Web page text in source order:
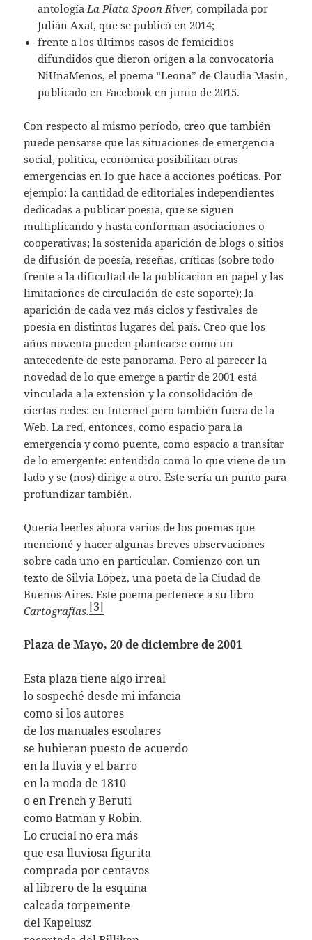
antologíaLa Plata Spoon River, compilada por
Julián Axat, que se publicó en 2014;
frente a los últimos casos de femicidios
difundidos que dieron origen a la convocatoria
NiUnaMenos, el poema “Leona” de Claudia Masin,
publicado en Facebook en junio de 2015.
Con respecto al mismo período, creo que también
puede pensarse que las situaciones de emergencia
social, política, económica posibilitan otras
emergencias en lo que hace a acciones poéticas. Por
ejemplo: la cantidad de editoriales independientes
dedicadas a publicar poesía, que se siguen
multiplicando y hasta conforman asociaciones o
cooperativas; la sostenida aparición de blogs o sitios
de difusión de poesía, reseñas, críticas (sobre todo
frente a la dificultad de la publicación en papel y las
limitaciones de circulación de este soporte); la
aparición de cada vez más ciclos y festivales de
poesía en distintos lugares del país. Creo que los
años noventa pueden plantearse como un
antecedente de este panorama. Pero al parecer la
novedad de lo que emerge a partir de 2001 está
vinculada a la extensión y la consolidación de
ciertas redes: en Internet pero también fuera de la
Web. La red, entonces, como espacio para la
emergencia y como puente, como espacio a transitar
de lo emergente: entendido como lo que viene de un
lado y se (nos) dirige a otro. Este sería un punto para
profundizar también.
Quería leerles ahora varios de los poemas que
mencioné y hacer algunas breves observaciones
sobre cada uno en particular. Comienzo con un
texto de Silvia López, una poeta de la Ciudad de
Buenos Aires. Este poema pertenece a su libro
Cartografías.[3]
Plaza de Mayo, 20 de diciembre de 2001
Esta plaza tiene algo irreal
lo sospeché desde mi infancia
como si los autores
de los manuales escolares
se hubieran puesto de acuerdo
en la lluvia y el barro
en la moda de 1810
o en French y Beruti
como Batman y Robin.
Lo crucial no era más
que esa lluviosa figurita
comprada por centavos
al librero de la esquina
calcada torpemente
del Kapelusz